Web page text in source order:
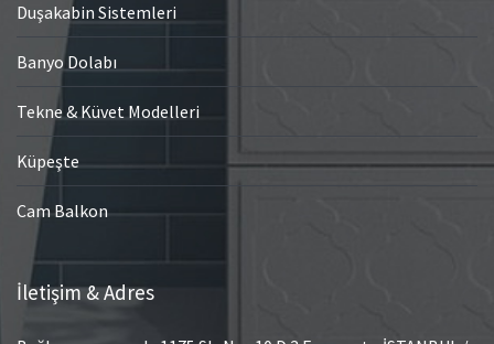
Duşakabin Sistemleri
Banyo Dolabı
Tekne & Küvet Modelleri
Küpeşte
Cam Balkon
İletişim & Adres